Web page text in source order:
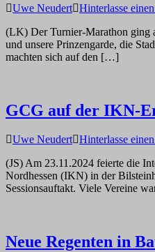
Uwe Neudert Hinterlasse
(LK) Der Turnier-Marathon ging
und unsere Prinzengarde, die
machten sich auf den […]
GCG auf der IKN-
Uwe Neudert Hinterlasse
(JS) Am 23.11.2024 feierte die
Nordhessen (IKN) in der
Sessionsauftakt. Viele Vereine
Neue Regenten in